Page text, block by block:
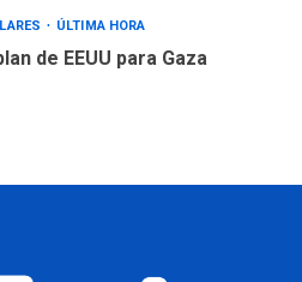
ÚLTIMA HORA
de EEUU para Gaza